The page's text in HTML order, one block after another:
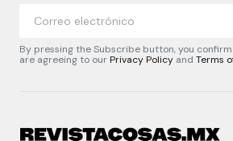
By pressing the Subscribe button, you
are agreeing to ourPrivacy Policy and Terms